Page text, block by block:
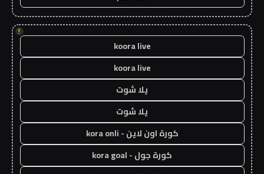
!
koora live
koora live
يلا شوت
يلا شوت
كورة اون لاين - kora onli
كورة جول - kora goal